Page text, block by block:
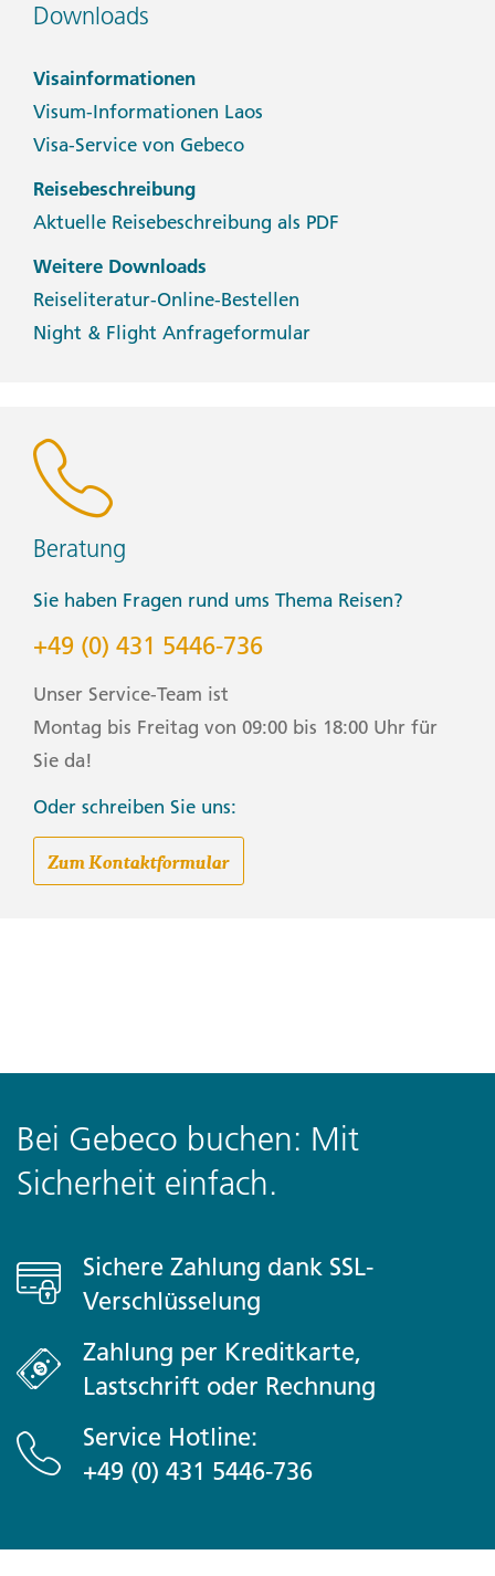
Downloads
Visainformationen
Visum-Informationen Laos
Visa-Service von Gebeco
Reisebeschreibung
Aktuelle Reisebeschreibung als PDF
Weitere Downloads
Reiseliteratur-Online-Bestellen
Night & Flight Anfrageformular
Beratung
Sie haben Fragen rund ums Thema Reisen?
+49 (0) 431 5446-736
Unser Service-Team ist
Montag bis Freitag von 09:00 bis 18:00 Uhr für
Sie da!
Oder schreiben Sie uns:
Zum Kontaktformular
Bei Gebeco buchen: Mit
Sicherheit einfach.
Sichere Zahlung dank SSL-
Verschlüsselung
Zahlung per Kreditkarte,
Lastschrift oder Rechnung
Service Hotline:
+49 (0) 431 5446-736